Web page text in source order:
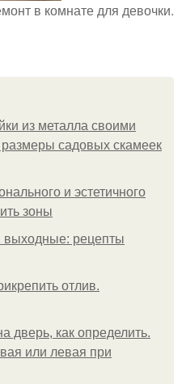
в комнате для девочки.
из металла своими
садовых скамеек
и эстетичного
зоны
выходные: рецепты
отлив.
дверь, как определить.
или левая при